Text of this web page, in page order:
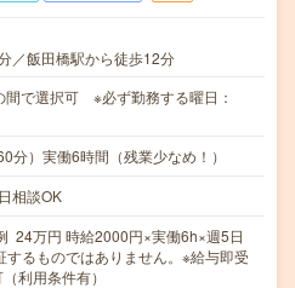
／飯田橋駅から徒歩12分
間で選択可 ※必ず勤務する曜日：
分）実働6時間（残業少なめ！）
相談OK
24万円 時給2000円×実働6h×週5日
るものではありません。※給与即受
利用条件有）